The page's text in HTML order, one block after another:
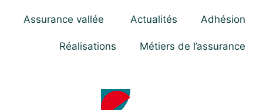
Assurance vallée Actualités Adhésion
Réalisations Métiers de l’assurance